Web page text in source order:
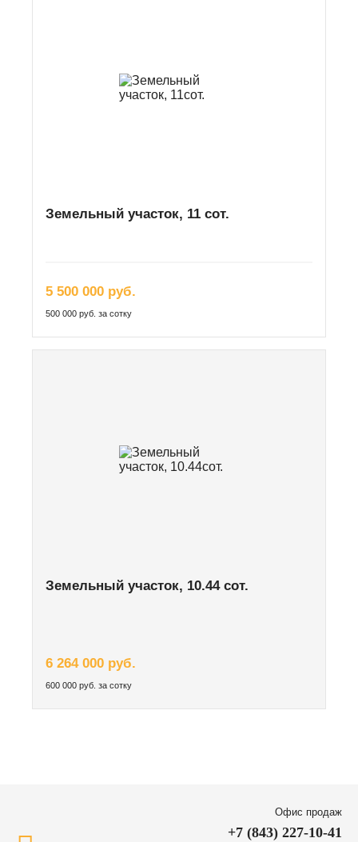
Земельный участок, 11 сот.
5 500 000 руб.
500 000 руб. за сотку
Земельный участок, 10.44 сот.
6 264 000 руб.
600 000 руб. за сотку
Офис продаж
+7 (843) 227-10-41